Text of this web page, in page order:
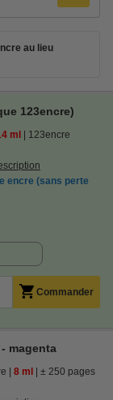
au lieu
123encre)
ml 123encre
encre (sans perte
Commander
magenta
8 ml ± 250 pages